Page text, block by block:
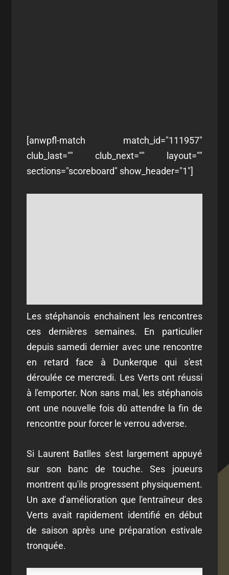
[anwpfl-match match_id="111957"
club_last="" club_next="" layout=""
sections="scoreboard" show_header="1"]
Les stéphanois enchaînent les rencontres
ces dernières semaines. En particulier
depuis samedi dernier avec une rencontre
en retard face à Dunkerque qui s'est
déroulée ce mercredi. Les Verts ont réussi
à l'emporter. Non sans mal, les stéphanois
ont une nouvelle fois dû attendre la fin de
rencontre pour forcer le verrou adverse.
Si Laurent Batlles s'est largement appuyé
sur son banc de touche. Ses joueurs
montrent qu'ils progressent physiquement.
Un axe d'amélioration que l'entraîneur des
Verts avait rapidement identifié en début
de saison après une préparation estivale
tronquée.